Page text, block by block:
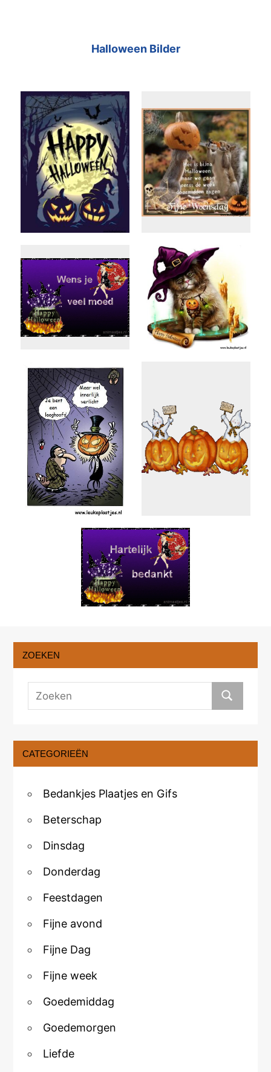
Halloween Bilder
ZOEKEN
CATEGORIEËN
Bedankjes Plaatjes en Gifs
Beterschap
Dinsdag
Donderdag
Feestdagen
Fijne avond
Fijne Dag
Fijne week
Goedemiddag
Goedemorgen
Liefde